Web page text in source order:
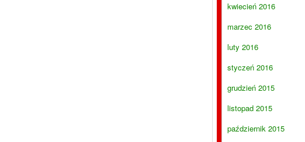
kwiecień 2016
marzec 2016
luty 2016
styczeń 2016
grudzień 2015
listopad 2015
październik 2015